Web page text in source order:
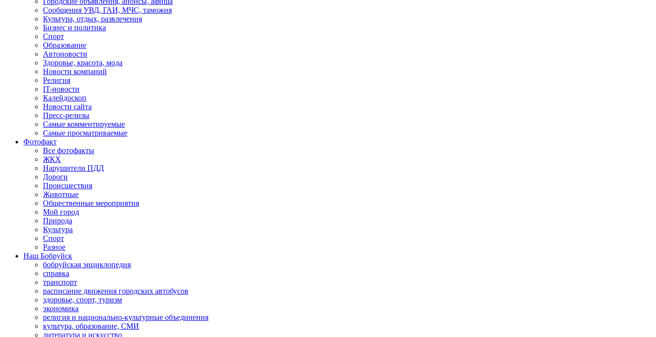
Сообщения УВД, ГАИ, МЧС, таможня
Культура, отдых, развлечения
Бизнес и политика
Спорт
Образование
Автоновости
Здоровье, красота, мода
Новости компаний
Религия
IT-новости
Калейдоскоп
Новости сайта
Пресс-релизы
Самые комментируемые
Самые просматриваемые
Фотофакт
Все фотофакты
ЖКХ
Нарушители ПДД
Дороги
Происшествия
Животные
Общественные мероприятия
Мой город
Природа
Культура
Спорт
Разное
Наш Бобруйск
бобруйская энциклопедия
справка
транспорт
расписание движения городских автобусов
здоровье, спорт, туризм
экономика
религия и национально-культурные объединения
культура, образование, СМИ
литература и искусство